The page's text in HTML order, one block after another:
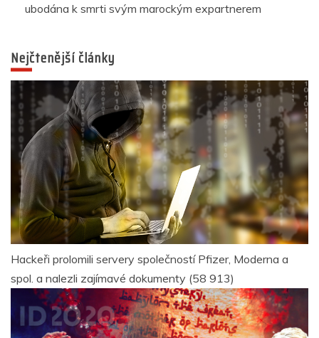
ubodána k smrti svým marockým expartnerem
Nejčtenější články
Hackeři prolomili servery společností Pfizer, Moderna a
spol. a nalezli zajímavé dokumenty (58 913)